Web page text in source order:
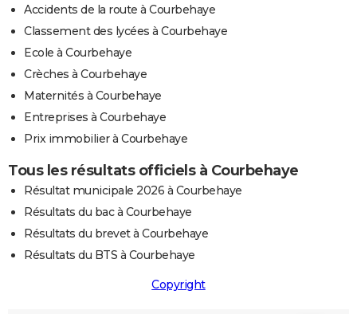
Accidents de la route à Courbehaye
Classement des lycées à Courbehaye
Ecole à Courbehaye
Crèches à Courbehaye
Maternités à Courbehaye
Entreprises à Courbehaye
Prix immobilier à Courbehaye
Tous les résultats officiels à Courbehaye
Résultat municipale 2026 à Courbehaye
Résultats du bac à Courbehaye
Résultats du brevet à Courbehaye
Résultats du BTS à Courbehaye
Copyright